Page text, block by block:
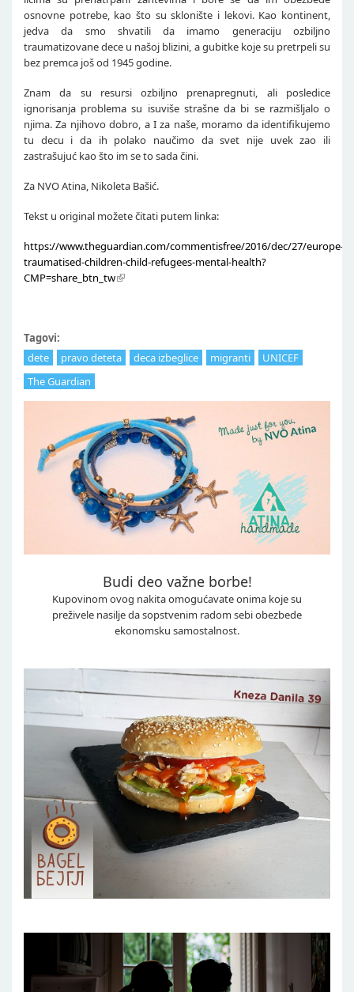
osnovne potrebe, kao što su sklonište i lekovi. Kao kontinent,
jedva da smo shvatili da imamo generaciju ozbiljno
traumatizovane dece u našoj blizini, a gubitke koje su pretrpeli su
bez premca još od 1945 godine.
Znam da su resursi ozbiljno prenapregnuti, ali posledice
ignorisanja problema su isuviše strašne da bi se razmišljalo o
njima. Za njihovo dobro, a I za naše, moramo da identifikujemo
tu decu i da ih polako naučimo da svet nije uvek zao ili
zastrašujuć kao što im se to sada čini.
Za NVO Atina, Nikoleta Bašić.
Tekst u original možete čitati putem linka:
https://www.theguardian.com/commentisfree/2016/dec/27/europe-
traumatised-children-child-refugees-mental-health?
CMP=share_btn_tw
Tagovi:
dete
pravo deteta deca izbeglice migranti
UNICEF
The Guardian
Budi deo važne borbe!
Kupovinom ovog nakita omogućavate onima koje su
preživele nasilje da sopstvenim radom sebi obezbede
ekonomsku samostalnost.